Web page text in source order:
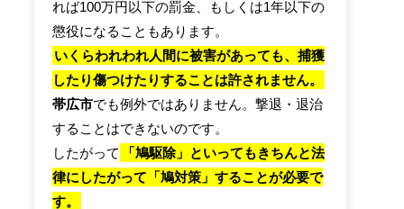
れば100万円以下の罰金、もしくは1年以下の
懲役になることもあります。
いくらわれわれ人間に被害があっても、捕獲
したり傷つけたりすることは許されません。
帯広市でも例外ではありません。撃退・退治
することはできないのです。
したがって
「鳩駆除」といってもきちんと法
律にしたがって「鳩対策」することが必要で
す。